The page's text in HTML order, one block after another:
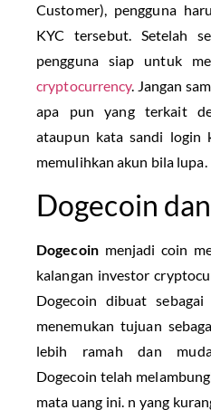
Customer), pengguna
KYC tersebut. Setelah
pengguna siap untuk
cryptocurrency. Jangan
apa pun yang terkait
ataupun kata sandi login
memulihkan akun bila lupa.
Dogecoin
Dogecoinmenjadi coin
kalangan investor
Dogecoin dibuat
menemukan tujuan
lebih ramah dan
Dogecoin telah
mata uang ini. n yang